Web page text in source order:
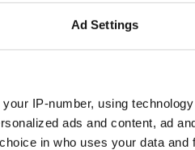
Ad Settings
IP-number, using
ads and content, ad
in who uses your data and